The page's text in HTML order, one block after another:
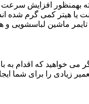
اﻟﻤﻨﺖ یا هیتر کمی
ماشین لباسشویی
می خواهید که اقدام
ادامه ۵ راه حل برای بالا بردن عمر